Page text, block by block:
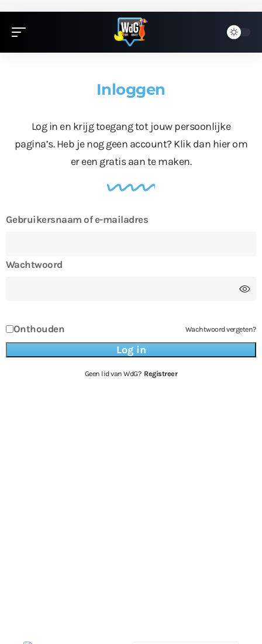
Inloggen
Log in en krijg toegang tot jouw persoonlijke
pagina’s. Heb je nog geen account? Klik dan hierom
er een gratis aan te maken.
Gebruikersnaam of e-mailadres
Wachtwoord
Onthouden Wachtwoord vergeten?
Geen lid van WdG? Registreer